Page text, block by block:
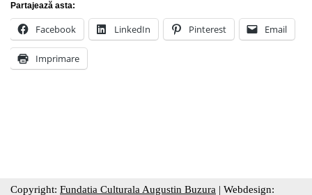
Partajează asta:
Facebook LinkedIn Pinterest Email
Imprimare
Copyright: Fundatia Culturala Augustin Buzura | Webdesign: